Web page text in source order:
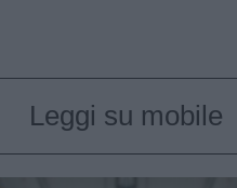
Leggi su mobile